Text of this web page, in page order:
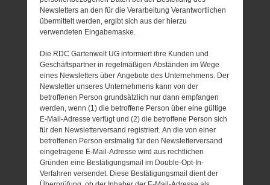
Newsletters an den für die Verarbeitung Verantwortlichen
übermittelt werden, ergibt sich aus der hierzu
verwendeten Eingabemaske.
Die RDC Gartenwelt UG informiert ihre Kunden und
Geschäftspartner in regelmäßigen Abständen im Wege
eines Newsletters über Angebote des Unternehmens. Der
Newsletter unseres Unternehmens kann von der
betroffenen Person grundsätzlich nur dann empfangen
werden, wenn (1) die betroffene Person über eine gültige
E-Mail-Adresse verfügt und (2) die betroffene Person sich
für den Newsletterversand registriert. An die von einer
betroffenen Person erstmalig für den Newsletterversand
eingetragene E-Mail-Adresse wird aus rechtlichen
Gründen eine Bestätigungsmail im Double-Opt-In-
Verfahren versendet. Diese Bestätigungsmail dient der